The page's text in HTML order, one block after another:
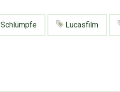
Schlümpfe Lucasfilm